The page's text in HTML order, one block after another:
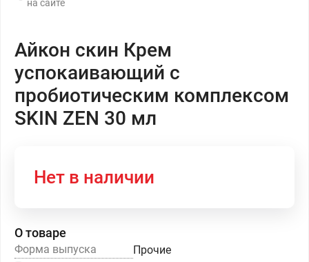
на сайте
Айкон скин Крем
успокаивающий с
пробиотическим комплексом
SKIN ZEN 30 мл
Нет в наличии
О товаре
Форма выпуска
Прочие